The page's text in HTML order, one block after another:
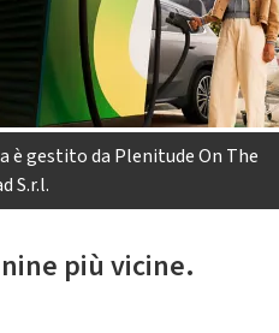
gestito da Plenitude On The
S.r.l.
più vicine.